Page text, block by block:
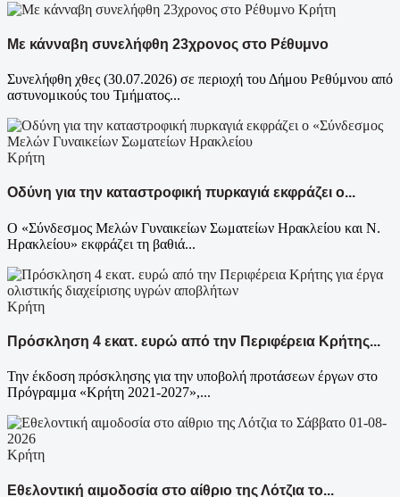
Κρήτη
Με κάνναβη συνελήφθη 23χρονος στο Ρέθυμνο
Συνελήφθη χθες (30.07.2026) σε περιοχή του Δήμου Ρεθύμνου από
αστυνομικούς του Τμήματος...
Κρήτη
Οδύνη για την καταστροφική πυρκαγιά εκφράζει ο...
Ο «Σύνδεσμος Μελών Γυναικείων Σωματείων Ηρακλείου και Ν.
Ηρακλείου» εκφράζει τη βαθιά...
Κρήτη
Πρόσκληση 4 εκατ. ευρώ από την Περιφέρεια Κρήτης...
Την έκδοση πρόσκλησης για την υποβολή προτάσεων έργων στο
Πρόγραμμα «Κρήτη 2021-2027»,...
Κρήτη
Εθελοντική αιμοδοσία στο αίθριο της Λότζια το...